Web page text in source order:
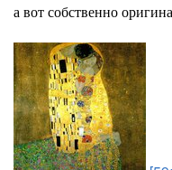
а вот собственно